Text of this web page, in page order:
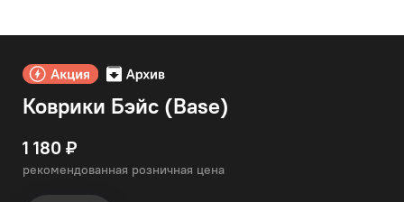
Коврики Бэйс (Base)
1 180 ₽
рекомендованная розничная цена